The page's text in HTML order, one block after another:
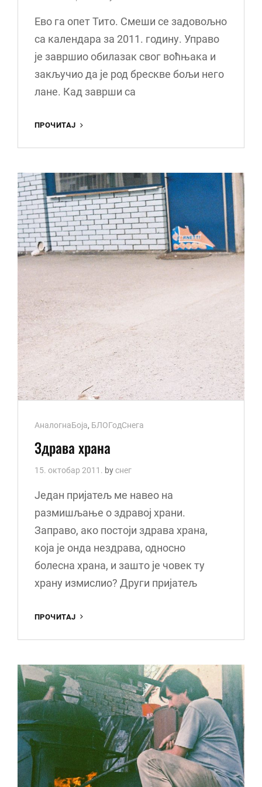
Ево га опет Тито. Смеши се задовољно
са календара за 2011. годину. Управо
је завршио обилазак свог воћњака и
закључио да је род брескве бољи него
лане. Кад заврши са
ПРОЧИТАЈ
Cat
Links
АналогнаБоја, БЛОГодСнега
Здрава храна
15. октобар 2011. byснег
Један пријатељ ме навео на
размишљање о здравој храни.
Заправо, ако постоји здрава храна,
која је онда нездрава, односно
болесна храна, и зашто је човек ту
храну измислио? Други пријатељ
ПРОЧИТАЈ